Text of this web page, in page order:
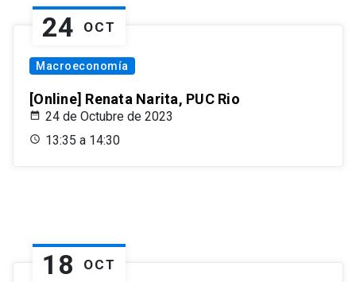
24 OCT
Macroeconomía
[Online] Renata Narita, PUC Rio
24 de Octubre de 2023
13:35 a 14:30
18 OCT